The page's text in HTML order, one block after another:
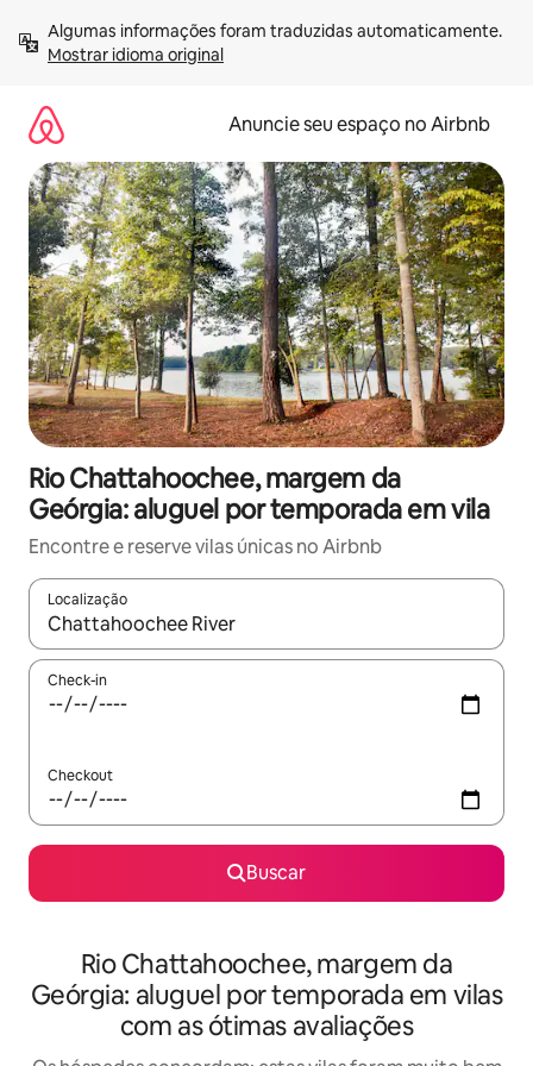
para
Mostrar idioma original
Anuncie seu espaço no Airbnb
Rio Chattahoochee, margem da
Geórgia: aluguel por temporada em vila
Encontre e reserve vilas únicas no Airbnb
Localização
Quando os resultados estiverem disponíveis, explore-os
Check-in
Checkout
Buscar
Rio Chattahoochee, margem da
Geórgia: aluguel por temporada em vilas
com as ótimas avaliações